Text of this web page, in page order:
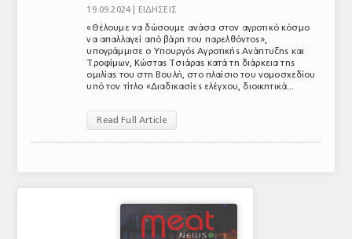
ΕΥΡΩΠΑΪΚΕΣ ΑΠΟΦΑΣΕΙΣ
19.09.2024 |
ΕΙΔΗΣΕΙΣ
«Θέλουμε να δώσουμε ανάσα στον αγροτικό κόσμο
να απαλλαγεί από βάρη του παρελθόντος»,
υπογράμμισε ο Υπουργός Αγροτικής Ανάπτυξης και
Τροφίμων, Κώστας Τσιάρας κατά τη διάρκεια της
ομιλίας του στη Βουλή, στο πλαίσιο του νομοσχεδίου
υπό τον τίτλο «Διαδικασίες ελέγχου, διοικητικά...
Read Full Article